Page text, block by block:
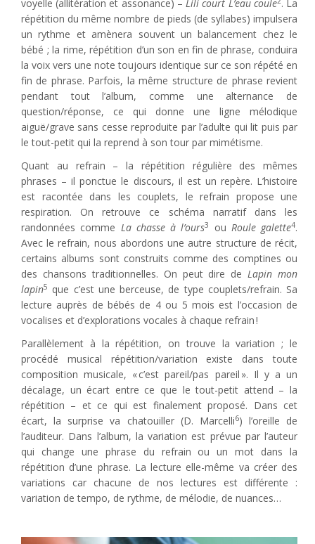
voyelle (allitération et assonance) –Lili court L’eau coule . La
répétition du même nombre de pieds (de syllabes) impulsera
un rythme et amènera souvent un balancement chez le
bébé ; la rime, répétition d’un son en fin de phrase, conduira
la voix vers une note toujours identique sur ce son répété en
fin de phrase. Parfois, la même structure de phrase revient
pendant tout l’album, comme une alternance de
question/réponse, ce qui donne une ligne mélodique
aiguë/grave sans cesse reproduite par l’adulte qui lit puis par
le tout-petit qui la reprend à son tour par mimétisme.
Quant au refrain – la répétition régulière des mêmes
phrases – il ponctue le discours, il est un repère. L’histoire
est racontée dans les couplets, le refrain propose une
respiration. On retrouve ce schéma narratif dans les
randonnées comme La chasse à l’ours3 ou Roule galette4.
Avec le refrain, nous abordons une autre structure de récit,
certains albums sont construits comme des comptines ou
des chansons traditionnelles. On peut dire deLapin mon
lapin5 que c’est une berceuse, de type couplets/refrain. Sa
lecture auprès de bébés de 4 ou 5 mois est l’occasion de
vocalises et d’explorations vocales à chaque refrain !
Parallèlement à la répétition, on trouve la variation ; le
procédé musical répétition/variation existe dans toute
composition musicale, « c’est pareil/pas pareil ». Il y a un
décalage, un écart entre ce que le tout-petit attend – la
répétition – et ce qui est finalement proposé. Dans cet
écart, la surprise va chatouiller (D. Marcelli6) l’oreille de
l’auditeur. Dans l’album, la variation est prévue par l’auteur
qui change une phrase du refrain ou un mot dans la
répétition d’une phrase. La lecture elle-même va créer des
variations car chacune de nos lectures est différente :
variation de tempo, de rythme, de mélodie, de nuances…